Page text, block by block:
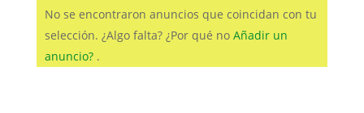
No se encontraron anuncios que coincidan con tu
selección. ¿Algo falta? ¿Por qué no Añadir un
anuncio? .